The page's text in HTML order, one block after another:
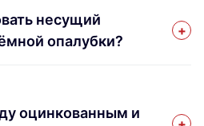
несущий
опалубки?
оцинкованным и